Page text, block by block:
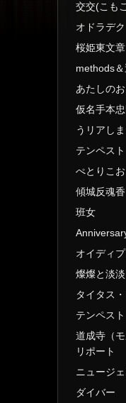
交交(こも
オドラデク
桜姫東文章
methods
あたしの
仮名手本
うリアし
テンペスト
ぺとりこお
傾城反魂香
班女
オイディ
燦燦と淡淡
タイタス
テンペスト
道成寺（
リポート
ニュージ
ダイバー